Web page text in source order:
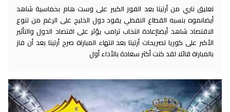
تعليق ناري من أرتيتا بعد الفوز الكبير على وست هام بخماسية شاهد
أيضانموه بنسبه القطاع النفطي يقود دول الخليج على الرغم من تنوع
الاقتصاد شاهد أيضاإعادة انتخاب ترامب يؤثر على اقتصاد الدول والتأثير
الأكبر على كوريا تصريحات أرتيتا بعد انتهاء المباراة صرح أرتيتا بعد أن فاز
بالمباراة قائلا لقد كنت أكثر سعادة بالأداء أول